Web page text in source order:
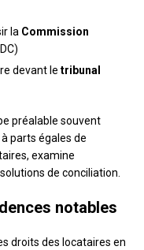
la Commission
devant le tribunal
préalable souvent
parts égales de
examine
de conciliation.
notables
droits des locataires en